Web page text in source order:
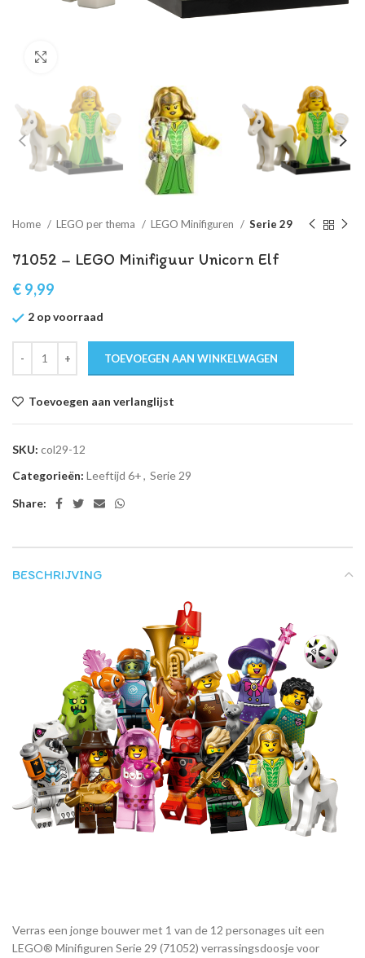
Home LEGO per thema LEGO Minifiguren Serie 29
71052 – LEGO Minifiguur Unicorn Elf
€ 9,99
2 op voorraad
TOEVOEGEN AAN WINKELWAGEN
Toevoegen aan verlanglijst
SKU: col29-12
Categorieën: Leeftijd 6+, Serie 29
Share:
BESCHRIJVING
Verras een jonge bouwer met 1 van de 12 personages uit een
LEGO® Minifiguren Serie 29 (71052) verrassingsdoosje voor